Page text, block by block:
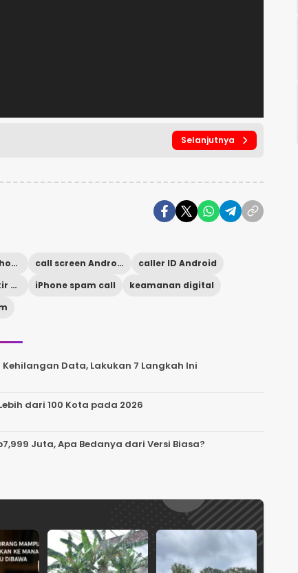
Selanjutnya
blokir spam iPhone call screen Android
caller ID Android
cara memblokir nomor asing
iPhone spam call
keamanan digital
Data, Lakukan 7 Langkah Ini
dari 100 Kota pada 2026
Juta, Apa Bedanya dari Versi Biasa?